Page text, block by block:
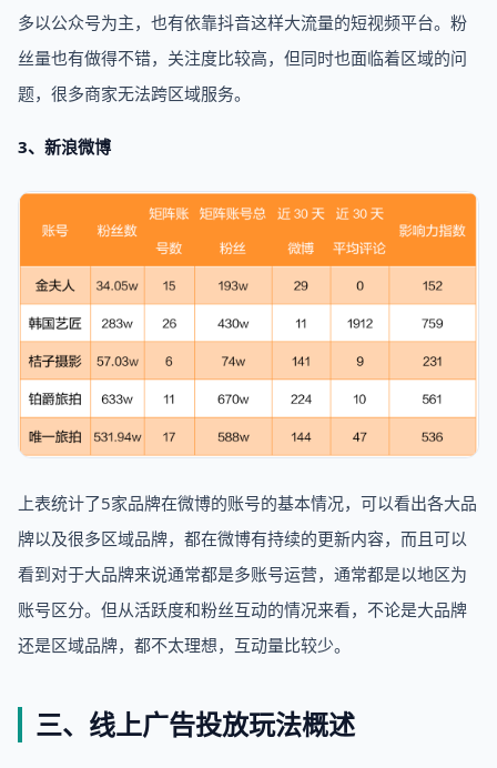
多以公众号为主，也有依靠抖音这样大流量的短视频平台。粉
丝量也有做得不错，关注度比较高，但同时也面临着区域的问
题，很多商家无法跨区域服务。
3、新浪微博
上表统计了5家品牌在微博的账号的基本情况，可以看出各大品
牌以及很多区域品牌，都在微博有持续的更新内容，而且可以
看到对于大品牌来说通常都是多账号运营，通常都是以地区为
账号区分。但从活跃度和粉丝互动的情况来看，不论是大品牌
还是区域品牌，都不太理想，互动量比较少。
三、线上广告投放玩法概述